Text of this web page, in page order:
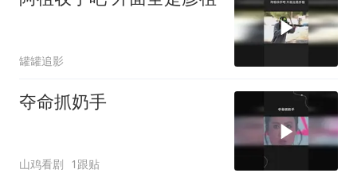
罐罐追影
夺命抓奶手
山鸡看剧 1跟贴